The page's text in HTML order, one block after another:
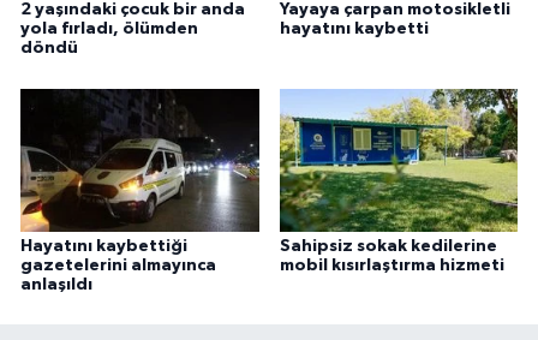
2 yaşındaki çocuk bir anda
yola fırladı, ölümden
döndü
Yayaya çarpan motosikletli
hayatını kaybetti
Hayatını kaybettiği
gazetelerini almayınca
anlaşıldı
Sahipsiz sokak kedilerine
mobil kısırlaştırma hizmeti